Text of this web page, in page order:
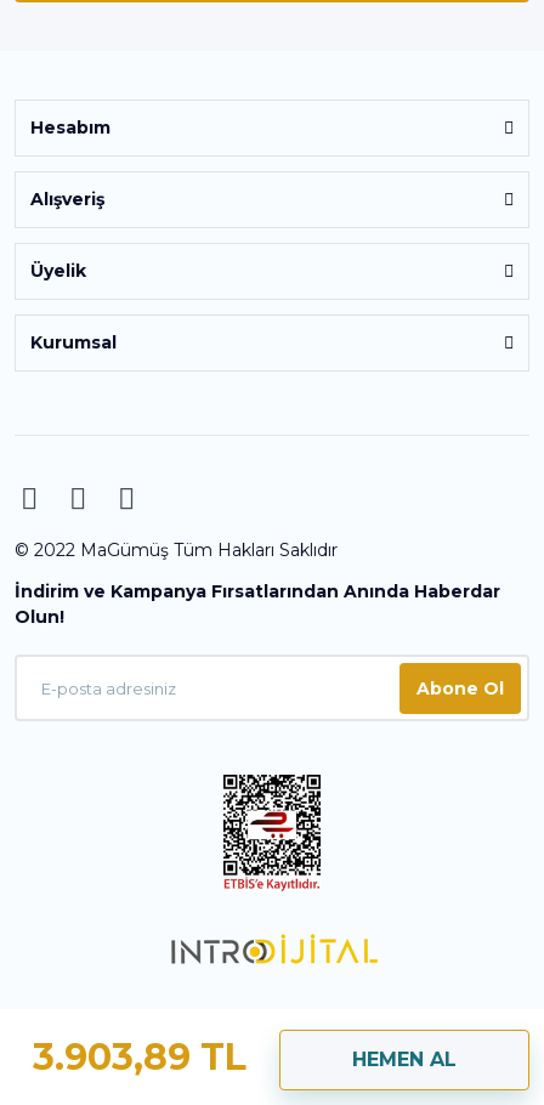
3.903,89 TL HEMEN AL
Hesabım
Alışveriş
Üyelik
Kurumsal
© 2022 MaGümüş Tüm Hakları Saklıdır
İndirim ve Kampanya Fırsatlarından Anında Haberdar
Olun!
Abone Ol
ile